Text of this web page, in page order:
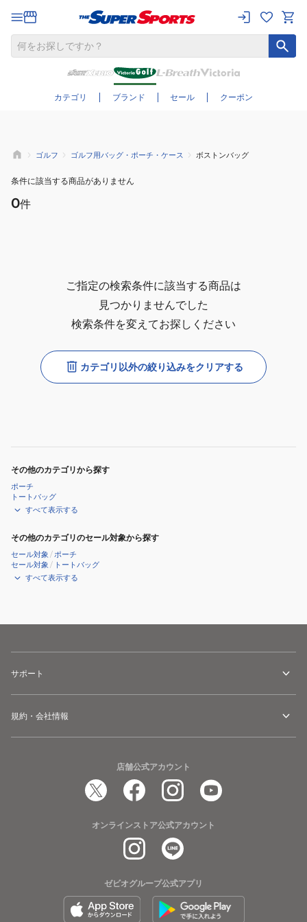
カテゴリ ブランド セール クーポン
さらに絞り込む
ゴルフ ゴルフ用バッグ・ポーチ・ケース ボストンバッグ
条件に該当する商品がありません
0件
ご指定の検索条件に該当する商品は
見つかりませんでした
検索条件を変えてお探しください
カテゴリ以外の絞り込みをクリアする
その他のカテゴリから探す
ポーチ
トートバッグ
すべて表示する
その他のカテゴリのセール対象から探す
セール対象 /ポーチ
セール対象 / トートバッグ
すべて表示する
サポート
規約・会社情報
店舗公式アカウント
オンラインストア公式アカウント
ゼビオグループ公式アプリ